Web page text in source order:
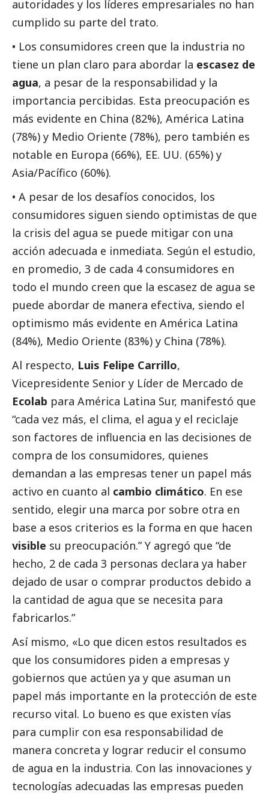
autoridades y los líderes empresariales no han
cumplido su parte del trato.
• Los consumidores creen que la industria no
tiene un plan claro para abordar la escasez de
agua, a pesar de la responsabilidad y la
importancia percibidas. Esta preocupación es
más evidente en China (82%), América Latina
(78%) y Medio Oriente (78%), pero también es
notable en Europa (66%), EE. UU. (65%) y
Asia/Pacífico (60%).
• A pesar de los desafíos conocidos, los
consumidores siguen siendo optimistas de que
la crisis del agua se puede mitigar con una
acción adecuada e inmediata. Según el estudio,
en promedio, 3 de cada 4 consumidores en
todo el mundo creen que la escasez de agua se
puede abordar de manera efectiva, siendo el
optimismo más evidente en América Latina
(84%), Medio Oriente (83%) y China (78%).
Al respecto, Luis Felipe Carrillo,
Vicepresidente Senior y Líder de Mercado de
Ecolab para América Latina Sur, manifestó que
“cada vez más, el clima, el agua y el reciclaje
son factores de influencia en las decisiones de
compra de los consumidores, quienes
demandan a las empresas tener un papel más
activo en cuanto al cambio climático. En ese
sentido, elegir una marca por sobre otra en
base a esos criterios es la forma en que hacen
visible su preocupación.” Y agregó que “de
hecho, 2 de cada 3 personas declara ya haber
dejado de usar o comprar productos debido a
la cantidad de agua que se necesita para
fabricarlos.”
Así mismo, «Lo que dicen estos resultados es
que los consumidores piden a empresas y
gobiernos que actúen ya y que asuman un
papel más importante en la protección de este
recurso vital. Lo bueno es que existen vías
para cumplir con esa responsabilidad de
manera concreta y lograr reducir el consumo
de agua en la industria. Con las innovaciones y
tecnologías adecuadas las empresas pueden